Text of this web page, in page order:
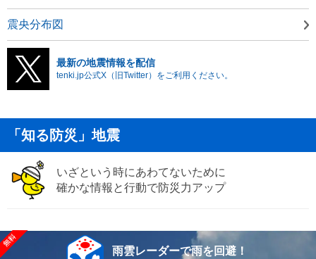
震央分布図
最新の地震情報を配信
tenki.jp公式X（旧Twitter）をご利用ください。
「知る防災」地震
いざという時にあわてないために
確かな情報と行動で防災力アップ
雨雲レーダーで雨を回避！